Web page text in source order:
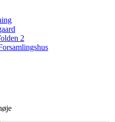
2